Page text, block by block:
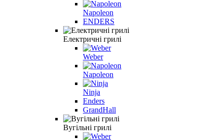
Napoleon
ENDERS
Електричні грилі
Weber
Napoleon
Ninja
Enders
GrandHall
Вугільні грилі